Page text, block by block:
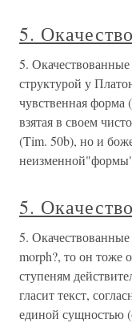
5.
5.
структурой у
чувственная форма
взятая в своем
(Tim. 50b), но и
5.
5. Окачествованные
morph?, то он тоже
ступеням
гласит текст,
единой сущностью